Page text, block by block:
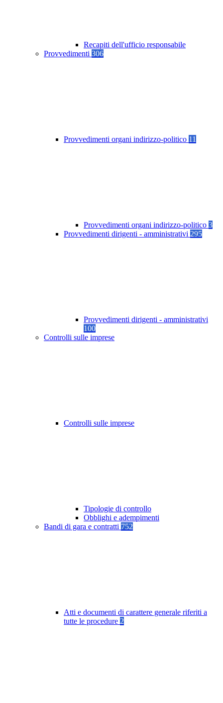
Recapiti dell'ufficio responsabile
Provvedimenti 306
Provvedimenti organi indirizzo-politico 11
Provvedimenti organi indirizzo-politico 3
Provvedimenti dirigenti - amministrativi 295
Provvedimenti dirigenti - amministrativi
100
Controlli sulle imprese
Controlli sulle imprese
Tipologie di controllo
Obblighi e adempimenti
Bandi di gara e contratti 752
Atti e documenti di carattere generale riferiti a
tutte le procedure 2